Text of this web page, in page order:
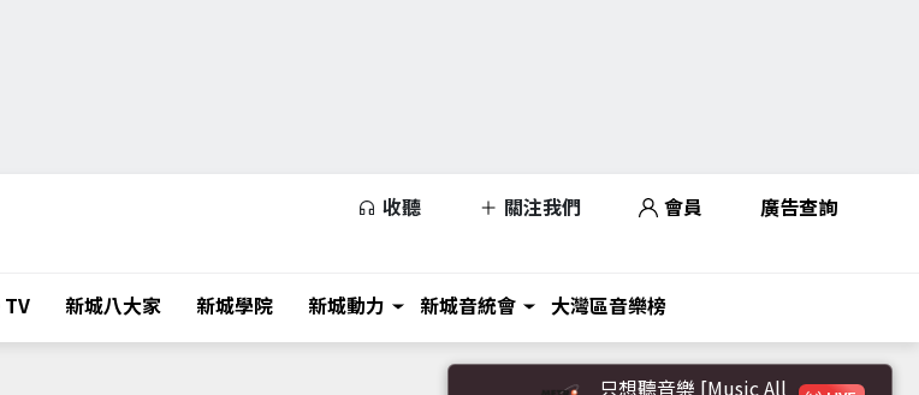
收聽 關注我們 會員 廣告查詢
TV 新城八大家 新城學院 新城動力 新城音統會 大灣區音樂榜
只想聽音樂 [Music All